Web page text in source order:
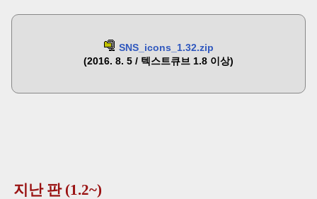
SNS_icons_1.32.zip
(2016. 8. 5 / 텍스트큐브 1.8 이상)
지난 판 (1.2~)